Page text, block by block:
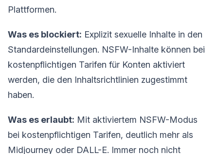
Plattformen.
Was es blockiert: Explizit sexuelle Inhalte in den
Standardeinstellungen. NSFW-Inhalte können bei
kostenpflichtigen Tarifen für Konten aktiviert
werden, die den Inhaltsrichtlinien zugestimmt
haben.
Was es erlaubt: Mit aktiviertem NSFW-Modus
bei kostenpflichtigen Tarifen, deutlich mehr als
Midjourney oder DALL-E. Immer noch nicht